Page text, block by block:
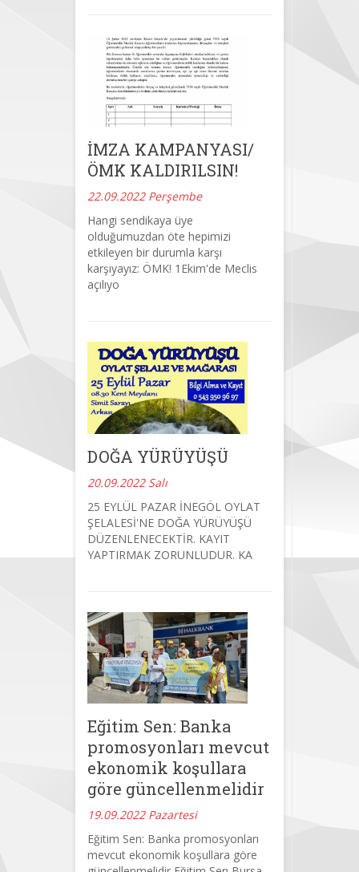
İMZA KAMPANYASI/
ÖMK KALDIRILSIN!
22.09.2022 Perşembe
Hangi sendikaya üye
olduğumuzdan öte hepimizi
etkileyen bir durumla karşı
karşıyayız: ÖMK! 1Ekim'de Meclis
açılıyo
DOĞA YÜRÜYÜŞÜ
20.09.2022 Salı
25 EYLÜL PAZAR İNEGÖL OYLAT
ŞELALESİ'NE DOĞA YÜRÜYÜŞÜ
DÜZENLENECEKTİR. KAYIT
YAPTIRMAK ZORUNLUDUR. KA
Eğitim Sen: Banka
promosyonları mevcut
ekonomik koşullara
göre güncellenmelidir
19.09.2022 Pazartesi
Eğitim Sen: Banka promosyonları
mevcut ekonomik koşullara göre